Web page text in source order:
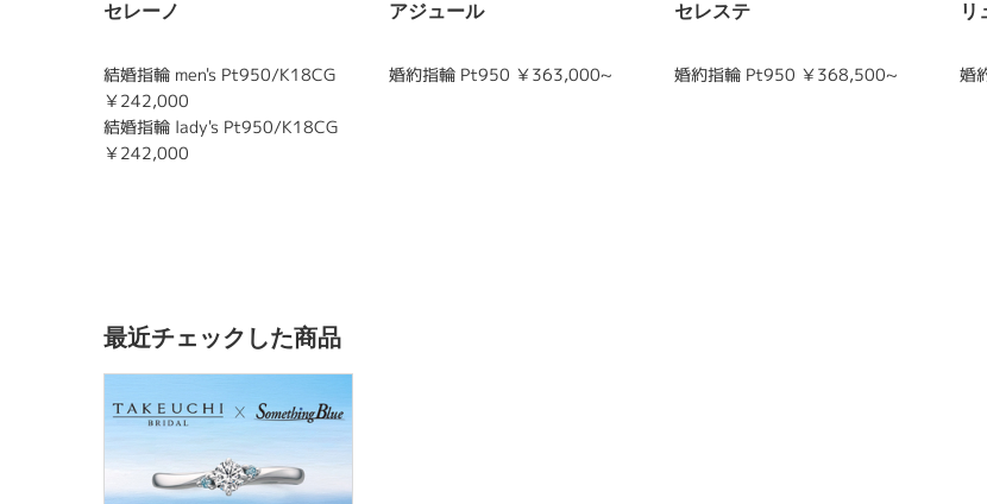
セレーノ
結婚指輪 men's Pt950/K18CG
￥242,000
結婚指輪 lady's Pt950/K18CG
￥242,000
アジュール
婚約指輪 Pt950 ￥363,000~
セレステ
婚約指輪 Pt950 ￥368,500~
リ
婚
最近チェックした商品